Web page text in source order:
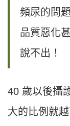
頻尿的問
品質惡化
說不出！
40 歲以後攝
大的比例就